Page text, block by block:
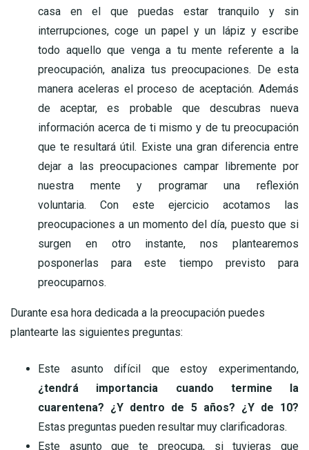
casa en el que puedas estar tranquilo y sin
interrupciones, coge un papel y un lápiz y escribe
todo aquello que venga a tu mente referente a la
preocupación, analiza tus preocupaciones. De esta
manera aceleras el proceso de aceptación. Además
de aceptar, es probable que descubras nueva
información acerca de ti mismo y de tu preocupación
que te resultará útil. Existe una gran diferencia entre
dejar a las preocupaciones campar libremente por
nuestra mente y programar una reflexión
voluntaria. Con este ejercicio acotamos las
preocupaciones a un momento del día, puesto que si
surgen en otro instante, nos plantearemos
posponerlas para este tiempo previsto para
preocuparnos.
Durante esa hora dedicada a la preocupación puedes
plantearte las siguientes preguntas:
Este asunto difícil que estoy experimentando,
¿tendrá importancia cuando termine la
cuarentena? ¿Y dentro de 5 años? ¿Y de 10?
Estas preguntas pueden resultar muy clarificadoras.
Este asunto que te preocupa, si tuvieras que